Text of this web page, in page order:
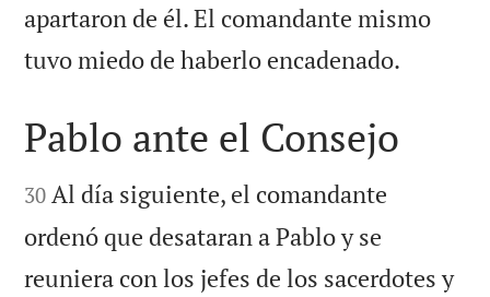
apartaron de él. El comandante mismo
tuvo miedo de haberlo encadenado.

Pablo ante el Consejo

30 Al día siguiente, el comandante
ordenó que desataran a Pablo y se
reuniera con los jefes de los sacerdotes y